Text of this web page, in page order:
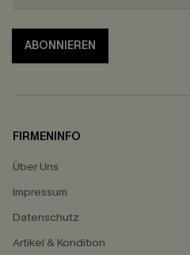
ABONNIEREN
FIRMENINFO
Über Uns
Impressum
Datenschutz
Artikel & Kondition